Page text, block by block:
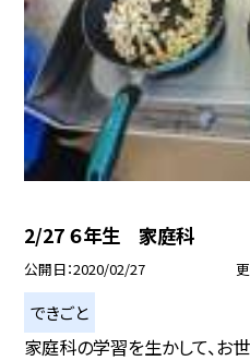
2/27 ６年生 家庭科
公開日 2020/02/27
できごと
家庭科の学習を生かして、お